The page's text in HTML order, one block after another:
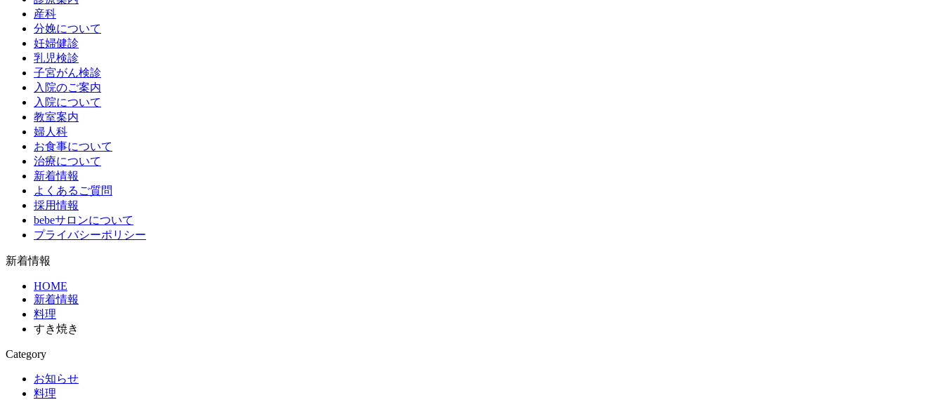
産科
分娩について
妊婦健診
乳児検診
子宮がん検診
入院のご案内
入院について
教室案内
婦人科
お食事について
治療について
新着情報
よくあるご質問
採用情報
bebeサロンについて
プライバシーポリシー
新着情報
HOME
新着情報
料理
すき焼き
Category
お知らせ
料理